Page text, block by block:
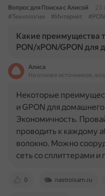
Вопрос для Поиска с Алисой
23
#Технологии
#Интернет #PON
Какие преимущества
PON/xPON/GPON для
Алиса
На основе источников,
0 nastroisam.ru
Некоторые
и GPON для
Экономичность.
проводить к каждому
волокно. Можно
сеть со сплиттерами и